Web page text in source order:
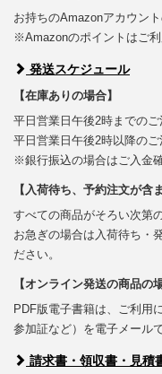
お持ちのAmazonアカウン
※Amazonのポイントはご利
発送スケジュール
【在庫ありの場合】
平日営業日午後2時までの
平日営業日午後2時以降の
※銀行振込の場合はご入金
【入荷待ち、予約注文が含
すべての商品がそろい次第
お急ぎの場合は入荷待ち・
ださい。
【オンライン発送の商品の
PDF版電子書籍は、ご利用
参加証など）を電子メール
請求書・領収書・見積